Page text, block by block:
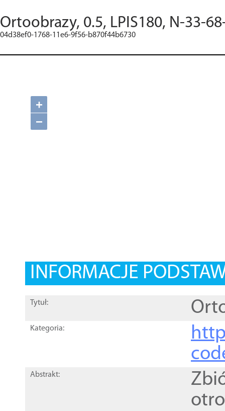
Ortoobrazy, 0.5, LPIS180, N-33-
04d38ef0-1768-11e6-9f56-b870f44b6730
+
−
INFORMACJE
Tytuł:
Kategoria:
Abstrakt: